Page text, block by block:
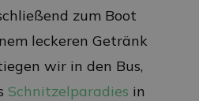
zum Boot
leckeren Getränk
wir in den Bus,
Schnitzelparadies in